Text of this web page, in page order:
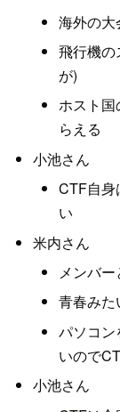
海外の大
飛行機の
が)
ホスト国
らえる
小池さん
CTF自身
い
米内さん
メンバ
青春みた
パソコ
いので
小池さん